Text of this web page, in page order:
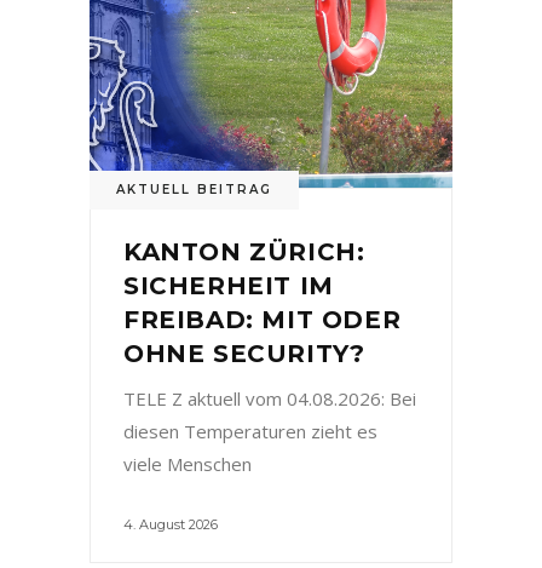
AKTUELL BEITRAG
KANTON ZÜRICH:
SICHERHEIT IM
FREIBAD: MIT ODER
OHNE SECURITY?
TELE Z aktuell vom 04.08.2026: Bei
diesen Temperaturen zieht es
viele Menschen
4. August 2026